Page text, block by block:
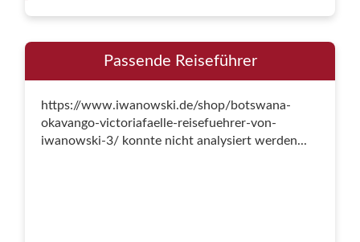
Passende Reiseführer
https://www.iwanowski.de/shop/botswana-
okavango-victoriafaelle-reisefuehrer-von-
iwanowski-3/ konnte nicht analysiert werden...